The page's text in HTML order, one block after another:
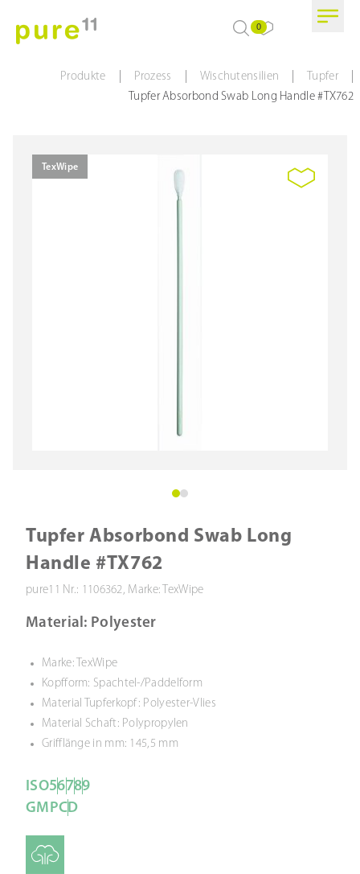
0
Produkte Prozess Wischutensilien Tupfer
Tupfer Absorbond Swab Long Handle #TX762
TexWipe
Tupfer Absorbond Swab Long
Handle #TX762
pure11 Nr.: 1106362, Marke: TexWipe
Material: Polyester
Marke: TexWipe
Kopfform: Spachtel-/Paddelform
Material Tupferkopf: Polyester-Vlies
Material Schaft: Polypropylen
Grifflänge in mm: 145,5 mm
ISO56789
GMPCD